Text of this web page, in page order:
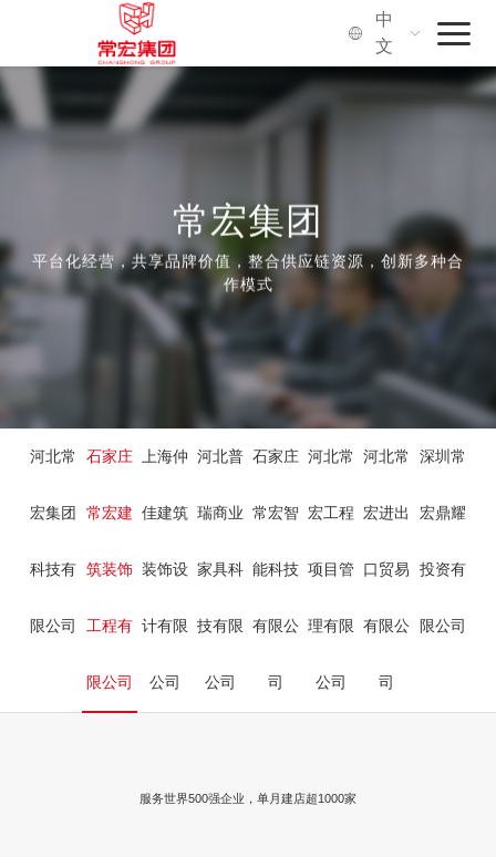
中
文
社会价值
关于我们
常宏集团
平台化经营，共享品牌价值，整合供应链资源，创新多种合
作模式
河北常
宏集团
科技有
限公司
石家庄
常宏建
筑装饰
工程有
限公司
上海仲
佳建筑
装饰设
计有限
公司
河北普
瑞商业
家具科
技有限
公司
石家庄
常宏智
能科技
有限公
司
河北常
宏工程
项目管
理有限
公司
河北常
宏进出
口贸易
有限公
司
深圳常
宏鼎耀
投资有
限公司
服务世界500强企业，单月建店超1000家